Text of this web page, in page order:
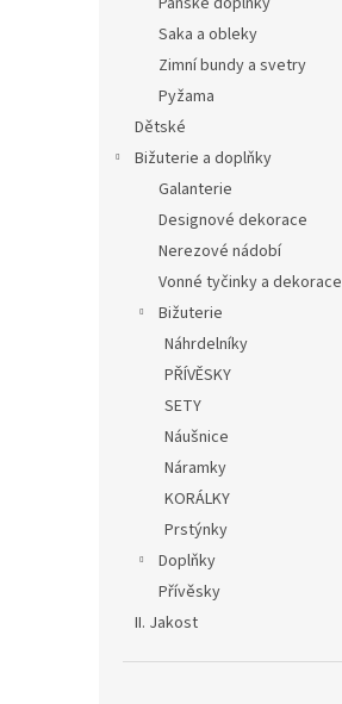
Saka a obleky
Zimní bundy a svetry
Pyžama
Dětské
Bižuterie a doplňky
Galanterie
Designové dekorace
Nerezové nádobí
Vonné tyčinky a dekorace
Bižuterie
Náhrdelníky
PŘÍVĚSKY
SETY
Náušnice
Náramky
KORÁLKY
Prstýnky
Doplňky
Přívěsky
II. Jakost